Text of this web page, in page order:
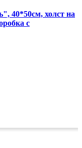
40*50см, холст на
с